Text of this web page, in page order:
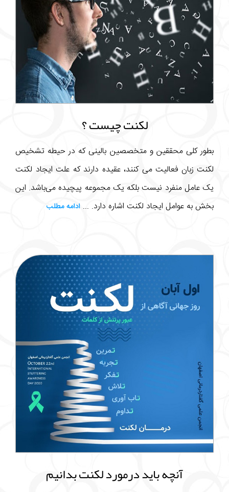
لکنت چیست ؟
بطور کلی محققین و متخصصین بالینی که در حیطه تشخیص
لکنت زبان فعالیت می کنند، عقیده دارند که علت ایجاد لکنت
یک عامل منفرد نیست بلکه یک مجموعه پیچیده می‌باشد. این
بخش به عوامل ایجاد لکنت اشاره دارد. ... ادامه مطلب
آنچه باید درمورد لکنت بدانیم